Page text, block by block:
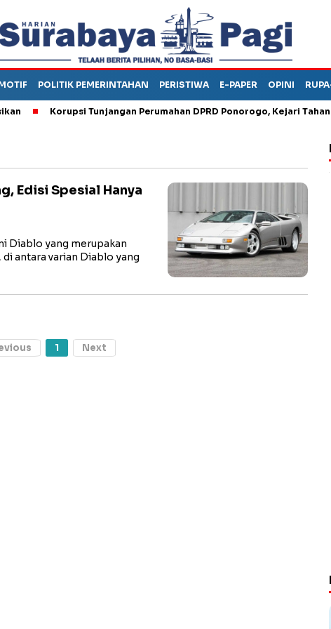
POLITIK PEMERINTAHAN PERISTIWA E-PAPER OPINI
Korupsi Tunjangan Perumahan DPRD Ponorogo, Kejari Tahan
Edisi Spesial Hanya
Diablo yang merupakan
antara varian Diablo yang
1 Next